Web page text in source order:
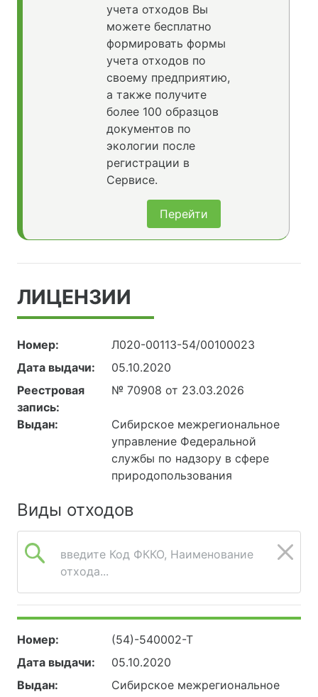
учета отходов Вы
можете бесплатно
формировать формы
учета отходов по
своему предприятию,
а также получите
более 100 образцов
документов по
экологии после
регистрации в
Сервисе.
Перейти
ЛИЦЕНЗИИ
Номер:
Л020-00113-54/00100023
Дата выдачи:
05.10.2020
Реестровая
запись:
№ 70908 от 23.03.2026
Выдан:
Сибирское межрегиональное
управление Федеральной
службы по надзору в сфере
природопользования
Виды отходов
введите Код ФККО, Наименование
отхода...
Номер:
(54)-540002-Т
Дата выдачи:
05.10.2020
Выдан:
Сибирское межрегиональное